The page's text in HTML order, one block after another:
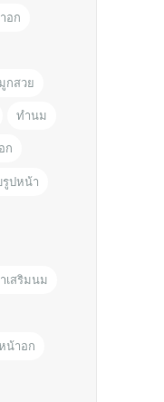
อก
กสวย
ทำนม
ก
รูปหน้า
เสริมนม
น้าอก